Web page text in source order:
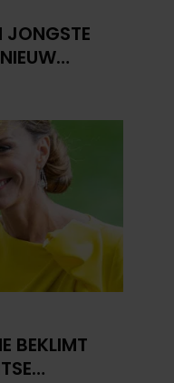
JONGSTE
BEKLIMT